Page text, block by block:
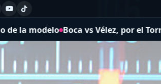
Boca vs Vélez, por el Torneo Clausura